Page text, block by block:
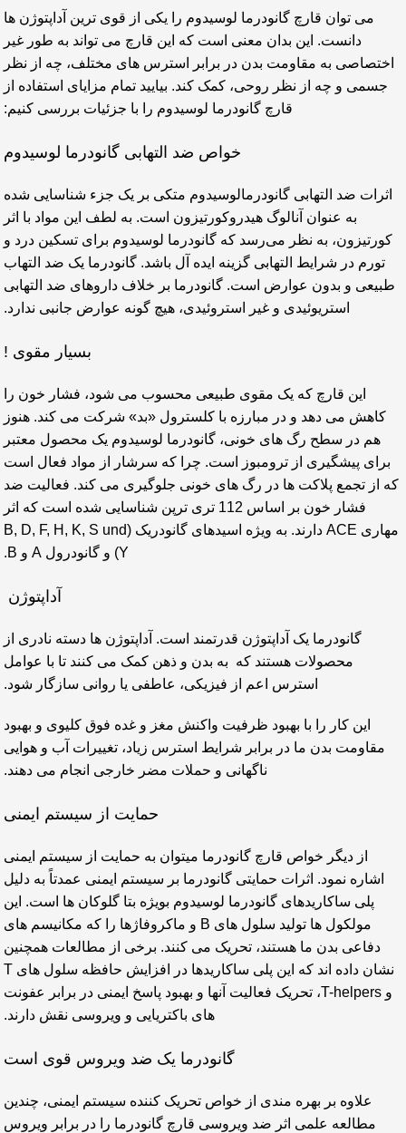
می توان قارچ گانودرما لوسیدوم را یکی از قوی ترین آداپتوژن ها
دانست. این بدان معنی است که این قارچ می تواند به طور غیر
اختصاصی به مقاومت بدن در برابر استرس های مختلف، چه از نظر
جسمی و چه از نظر روحی، کمک کند. بیایید تمام مزایای استفاده از
قارچ گانودرما لوسیدوم را با جزئیات بررسی کنیم:
خواص ضد التهابی گانودرما لوسیدوم
اثرات ضد التهابی گانودرمالوسیدوم متکی بر یک جزء شناسایی شده
به عنوان آنالوگ هیدروکورتیزون است. به لطف این مواد با اثر
کورتیزون، به نظر می‌رسد که گانودرما لوسیدوم برای تسکین درد و
تورم در شرایط التهابی گزینه ایده آل باشد. گانودرما یک ضد التهاب
طبیعی و بدون عوارض است. گانودرما بر خلاف داروهای ضد التهابی
استریوئیدی و غیر استروئیدی، هیچ گونه عوارض جانبی ندارد.
بسیار مقوی !
این قارچ که یک مقوی طبیعی محسوب می شود، فشار خون را
کاهش می دهد و در مبارزه با کلسترول «بد» شرکت می کند. هنوز
هم در سطح رگ های خونی، گانودرما لوسیدوم یک محصول معتبر
برای پیشگیری از ترومبوز است. چرا که سرشار از مواد فعال است
که از تجمع پلاکت ها در رگ های خونی جلوگیری می کند. فعالیت ضد
فشار خون بر اساس 112 تری ترپن شناسایی شده است که اثر
مهاری ACE دارند. به ویژه اسیدهای گانودریک (B, D, F, H, K, S und
Y) و گانودرول A و B.
آداپتوژن
گانودرما یک آداپتوژن قدرتمند است. آداپتوژن ها دسته نادری از
محصولات هستند که به بدن و ذهن کمک می کنند تا با عوامل
استرس اعم از فیزیکی، عاطفی یا روانی سازگار شود.
این کار را با بهبود ظرفیت واکنش مغز و غده فوق کلیوی و بهبود
مقاومت بدن ما در برابر شرایط استرس زیاد، تغییرات آب و هوایی
ناگهانی و حملات مضر خارجی انجام می دهند.
حمایت از سیستم ایمنی
از دیگر خواص قارچ گانودرما میتوان به حمایت از سیستم ایمنی
اشاره نمود. اثرات حمایتی گانودرما بر سیستم ایمنی عمدتاً به دلیل
پلی ساکاریدهای گانودرما لوسیدوم بویژه بتا گلوکان ها است. این
مولکول ها تولید سلول های B و ماکروفاژها را که مکانیسم های
دفاعی بدن ما هستند، تحریک می کنند. برخی از مطالعات همچنین
نشان داده اند که این پلی ساکاریدها در افزایش حافظه سلول های T
و T-helpers، تحریک فعالیت آنها و بهبود پاسخ ایمنی در برابر عفونت
های باکتریایی و ویروسی نقش دارند.
گانودرما یک ضد ویروس قوی است
علاوه بر بهره مندی از خواص تحریک کننده سیستم ایمنی، چندین
مطالعه علمی اثر ضد ویروسی قارچ گانودرما را در برابر ویروس